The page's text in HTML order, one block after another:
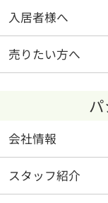
入居者様へ
売りたい方へ
会社情報
スタッフ紹介